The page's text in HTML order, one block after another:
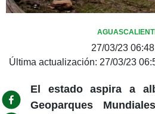
27/03/23
Última actualización: 27/03/23
El estado aspira a
Geoparques